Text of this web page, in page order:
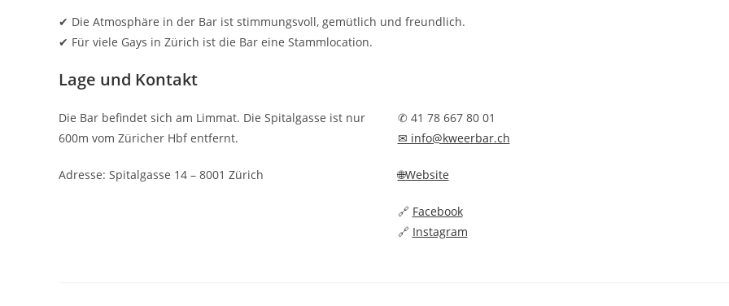
✔ Die Atmosphäre in der Bar ist stimmungsvoll, gemütlich und freundlich.
✔ Für viele Gays in Zürich ist die Bar eine Stammlocation.
Lage und Kontakt
Die Bar befindet sich am Limmat. Die Spitalgasse ist nur
600m vom Züricher Hbf entfernt.
Adresse: Spitalgasse 14 – 8001 Zürich
✆ 41 78 667 80 01
✉ info@kweerbar.ch
🌐Website
🔗 Facebook
🔗 Instagram